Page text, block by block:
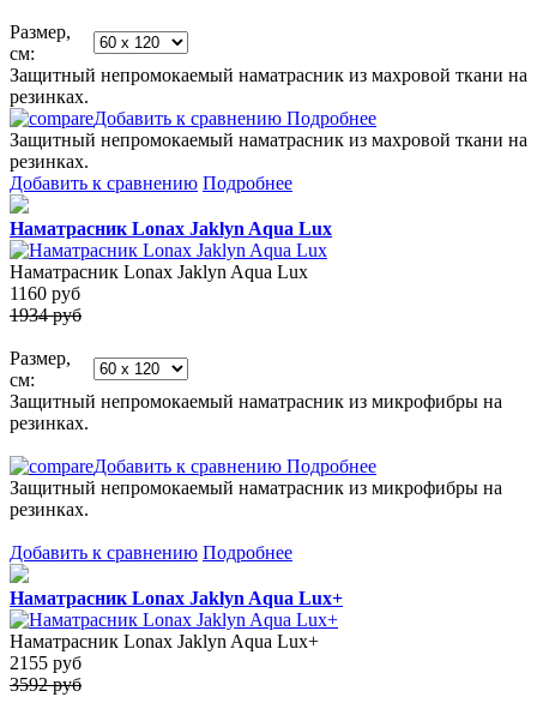
Размер,
см:
Защитный непромокаемый наматрасник из махровой ткани на
резинках.
Добавить к сравнению Подробнее
Защитный непромокаемый наматрасник из махровой ткани на
резинках.
Добавить к сравнению Подробнее
Наматрасник Lonax Jaklyn Aqua Lux
Наматрасник Lonax Jaklyn Aqua Lux
1160 руб
1934 руб
Размер,
см:
Защитный непромокаемый наматрасник из микрофибры на
резинках.
Добавить к сравнению Подробнее
Защитный непромокаемый наматрасник из микрофибры на
резинках.
Добавить к сравнению Подробнее
Наматрасник Lonax Jaklyn Aqua Lux+
Наматрасник Lonax Jaklyn Aqua Lux+
2155 руб
3592 руб